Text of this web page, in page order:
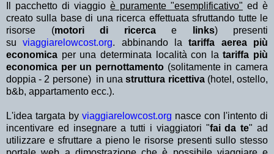
Il pacchetto di viaggio è puramente "esemplificativo" ed è
creato sulla base di una ricerca effettuata sfruttando tutte le
risorse (motori di ricerca e links) presenti
suviaggiarelowcost.org. abbinando la tariffa aerea più
economica per una determinata località con latariffa più
economica per un pernottamento (solitamente in camera
doppia - 2 persone) in unastruttura ricettiva(hotel, ostello,
b&b, appartamento ecc.).
L'idea targata by viaggiarelowcost.org nasce con l'intento di
incentivare ed insegnare a tutti i viaggiatori "fai da te" ad
utilizzare e sfruttare a pieno le risorse presenti sullo stesso